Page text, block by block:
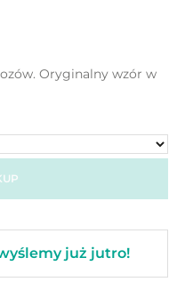
Oryginalny wzór w
już jutro!